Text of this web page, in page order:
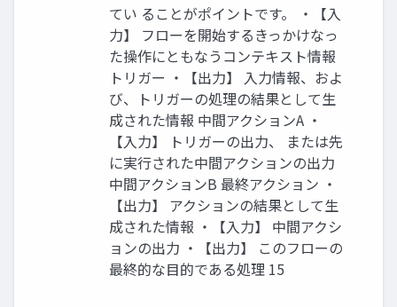
てい ることがポイントです。 ・【入
力】 フローを開始するきっかけなっ
た操作にともなうコンテキスト情報
トリガー ・【出力】 入力情報、およ
び、トリガーの処理の結果として生
成された情報 中間アクションA ・
【入力】 トリガーの出力、 または先
に実行された中間アクションの出力
中間アクションB 最終アクション ・
【出力】 アクションの結果として生
成された情報 ・【入力】 中間アクシ
ョンの出力 ・【出力】 このフローの
最終的な目的である処理 15